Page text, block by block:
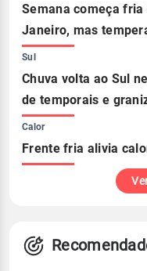
Semana começa fria
Janeiro, mas
Sul
Chuva volta ao Sul
de temporais e
Calor
Frente fria alivia